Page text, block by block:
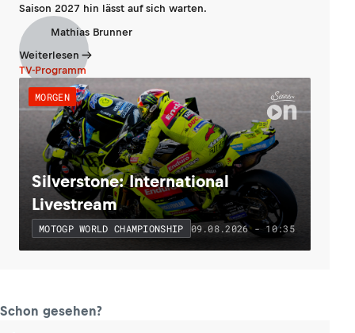
Saison 2027 hin lässt auf sich warten.
Mathias Brunner
Weiterlesen
TV-Programm
MORGEN
Silverstone: International
Livestream
MOTOGP WORLD CHAMPIONSHIP 09.08.2026 - 10:35
Schon gesehen?